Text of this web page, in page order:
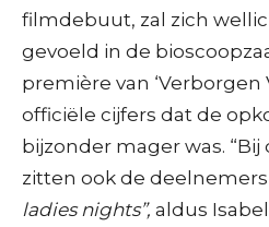
filmdebuut, zal zich
gevoeld in de
première van ‘Verborgen
officiële cijfers dat de
bijzonder mager was. “Bij
zitten ook de
ladies nights”, aldus